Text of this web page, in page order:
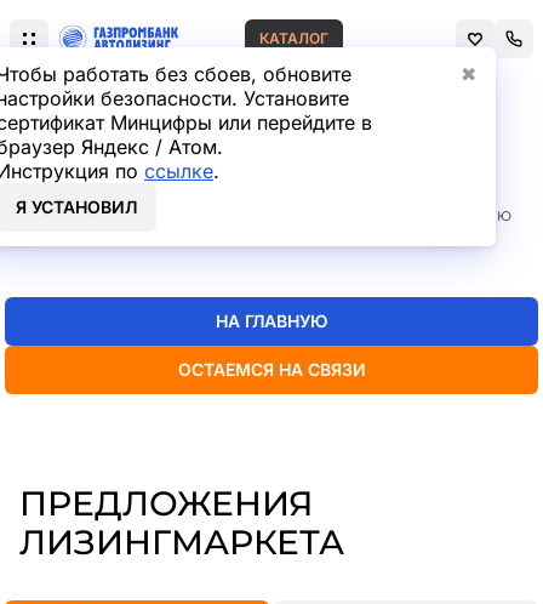
работать без сбоев, обновите
безопасности. Установите
Минцифры или перейдите в
Яндекс / Атом.
по ссылке.
Я УСТАНОВИЛ
✖
КАТАЛОГ
Главная Лизинг легковых автомобилей
СТРАНИЦА НЕ НАЙДЕНА
Но мы точно знаем, где искать нужную вам информацию
НА ГЛАВНУЮ
ОСТАЕМСЯ НА СВЯЗИ
ПРЕДЛОЖЕНИЯ
ЛИЗИНГМАРКЕТА